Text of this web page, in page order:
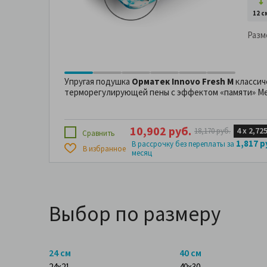
12
Упругая подушка Орматек Innovo Fresh M
терморегулирующей пены с эффектом «памяти»
Сравнить
В избранное
10,902 руб. 18,170 руб. 4 х
В рассрочку без переплаты за 1,817
месяц
Выбор по размеру
24 см 40 см